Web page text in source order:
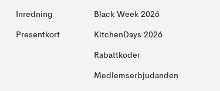
Inredning
Presentkort
Black Week 2026
KitchenDays 2026
Rabattkoder
Medlemserbjudanden